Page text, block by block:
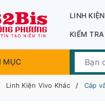
LINH
KIỂM
MỤC
Linh Kiện Vivo Khác Cáp